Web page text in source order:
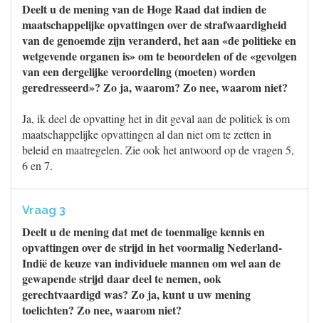
Deelt u de mening van de Hoge Raad dat indien de
maatschappelijke opvattingen over de strafwaardigheid
van de genoemde zijn veranderd, het aan «de politieke en
wetgevende organen is» om te beoordelen of de «gevolgen
van een dergelijke veroordeling (moeten) worden
geredresseerd»? Zo ja, waarom? Zo nee, waarom niet?
Ja, ik deel de opvatting het in dit geval aan de politiek is om
maatschappelijke opvattingen al dan niet om te zetten in
beleid en maatregelen. Zie ook het antwoord op de vragen 5,
6 en 7.
Vraag 3
Deelt u de mening dat met de toenmalige kennis en
opvattingen over de strijd in het voormalig Nederland-
Indië de keuze van individuele mannen om wel aan de
gewapende strijd daar deel te nemen, ook
gerechtvaardigd was? Zo ja, kunt u uw mening
toelichten? Zo nee, waarom niet?